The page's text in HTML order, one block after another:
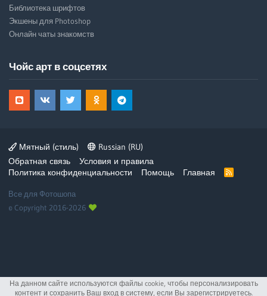
Библиотека шрифтов
Экшены для Photoshop
Онлайн чаты знакомств
Чойс арт в соцсетях
Мятный (стиль)
Russian (RU)
Обратная связь
Условия и правила
Политика конфиденциальности
Помощь Главная
R
Все для Фотошопа
© Copyright 2016-2026
На данном сайте используются файлы cookie, чтобы персонализировать
контент и сохранить Ваш вход в систему, если Вы зарегистрируетесь.